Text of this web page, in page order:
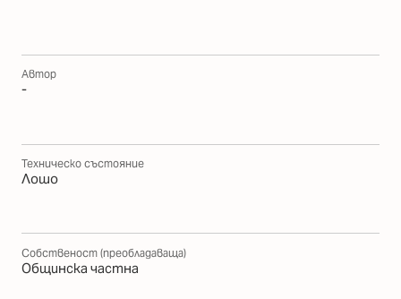
Автор
-
Техническо състояние
Лошо
Собственост (преобладаваща)
Общинска частна